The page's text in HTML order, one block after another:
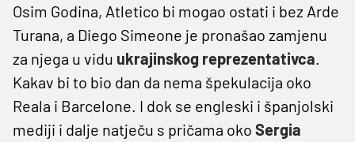
Osim Godina, Atletico bi mogao ostati i bez Arde
Turana, a Diego Simeone je pronašao zamjenu
za njega u vidu ukrajinskog reprezentativca.
Kakav bi to bio dan da nema špekulacija oko
Reala i Barcelone. I dok se engleski i španjolski
mediji i dalje natječu s pričama oko Sergia